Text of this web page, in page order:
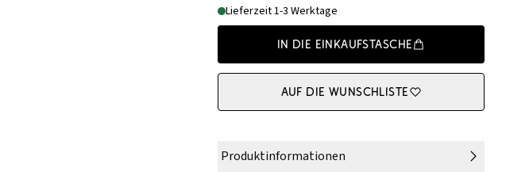
Lieferzeit 1-3 Werktage
In die Einkaufstasche
Auf die Wunschliste
Produktinformationen